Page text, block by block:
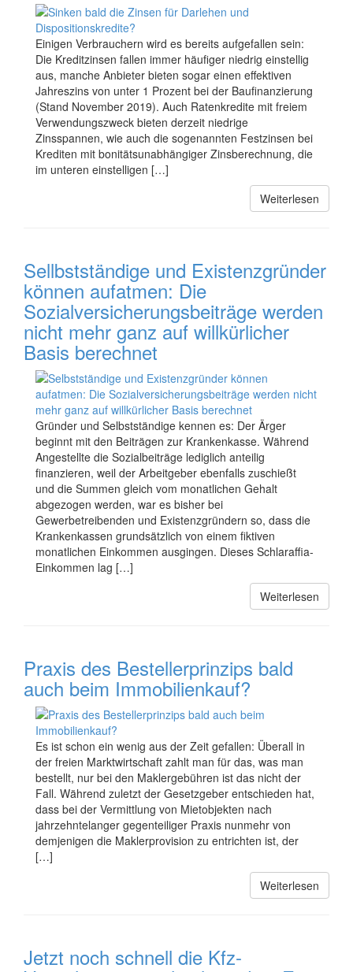
Einigen Verbrauchern wird es bereits aufgefallen sein:
Die Kreditzinsen fallen immer häufiger niedrig einstellig
aus, manche Anbieter bieten sogar einen effektiven
Jahreszins von unter 1 Prozent bei der Baufinanzierung
(Stand November 2019). Auch Ratenkredite mit freiem
Verwendungszweck bieten derzeit niedrige
Zinsspannen, wie auch die sogenannten Festzinsen bei
Krediten mit bonitätsunabhängiger Zinsberechnung, die
im unteren einstelligen […]
Weiterlesen
Sellbstständige und Existenzgründer
können aufatmen: Die
Sozialversicherungsbeiträge werden
nicht mehr ganz auf willkürlicher
Basis berechnet
Gründer und Selbstständige kennen es: Der Ärger
beginnt mit den Beiträgen zur Krankenkasse. Während
Angestellte die Sozialbeiträge lediglich anteilig
finanzieren, weil der Arbeitgeber ebenfalls zuschießt
und die Summen gleich vom monatlichen Gehalt
abgezogen werden, war es bisher bei
Gewerbetreibenden und Existenzgründern so, dass die
Krankenkassen grundsätzlich von einem fiktiven
monatlichen Einkommen ausgingen. Dieses Schlaraffia-
Einkommen lag […]
Weiterlesen
Praxis des Bestellerprinzips bald
auch beim Immobilienkauf?
Es ist schon ein wenig aus der Zeit gefallen: Überall in
der freien Marktwirtschaft zahlt man für das, was man
bestellt, nur bei den Maklergebühren ist das nicht der
Fall. Während zuletzt der Gesetzgeber entschieden hat,
dass bei der Vermittlung von Mietobjekten nach
jahrzehntelanger gegenteiliger Praxis nunmehr von
demjenigen die Maklerprovision zu entrichten ist, der
[…]
Weiterlesen
Jetzt noch schnell die Kfz-